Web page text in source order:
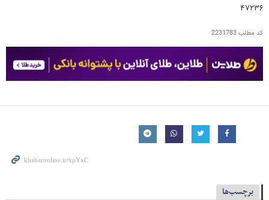
۴۷۲۳۶
کد مطلب2231783
برچسب‌ها